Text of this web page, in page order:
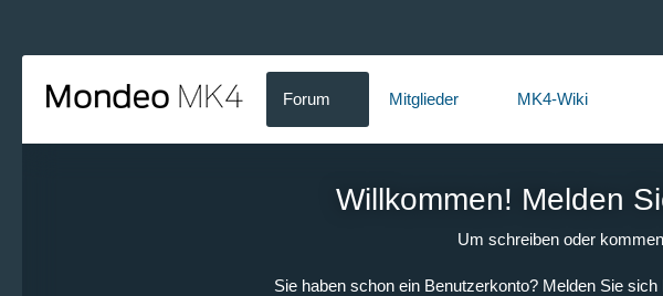
Forum Mitglieder MK4-Wiki
Willkommen! Melden
Um schreiben oder
Sie haben schon ein Benutzerkonto? Melden Sie sich